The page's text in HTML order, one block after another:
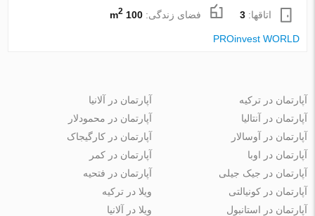
اتاقها:3 فضای زندگی:100 m
2
PROinvest WORLD
آپارتمان در ترکیه
آپارتمان در آنتالیا
آپارتمان در آوسالار
آپارتمان در اوبا
آپارتمان در جیک جیلی
آپارتمان در آلانیا
آپارتمان در محمودلار
آپارتمان در کارگیجاک
آپارتمان در کمر
آپارتمان در فتحیه
آپارتمان در کونیالتی
آپارتمان در استانبول
ویلا در ترکیه
ویلا در آلانیا